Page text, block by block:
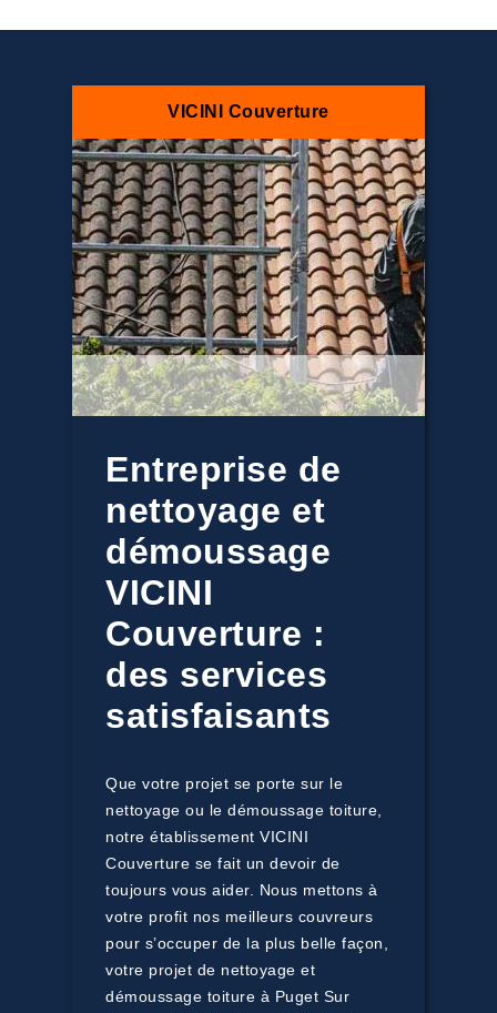
VICINI Couverture
Entreprise de
nettoyage et
démoussage
VICINI
Couverture :
des services
satisfaisants
Que votre projet se porte sur le
nettoyage ou le démoussage toiture,
notre établissement VICINI
Couverture se fait un devoir de
toujours vous aider. Nous mettons à
votre profit nos meilleurs couvreurs
pour s’occuper de la plus belle façon,
votre projet de nettoyage et
démoussage toiture à Puget Sur